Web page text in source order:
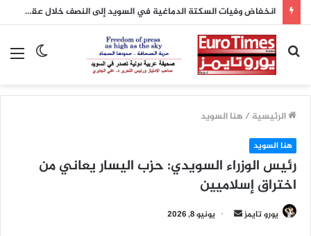
انخفاض وفيات السكتة الدماغية في السويد إلى النصف خلال عقدين بفضل تطور العلاج
الوضع
بحث
عن
الرئيسية / هنا السويد
هنا السويد
رئيس الوزراء السويدي: حزب اليسار يعاني من
اختراق إسلاميين
يورو تايمز
أرسل يونيو 8, 2026